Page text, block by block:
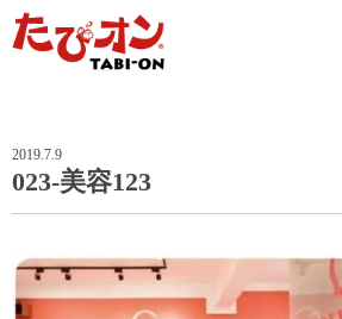
2019.7.9
023-美容123